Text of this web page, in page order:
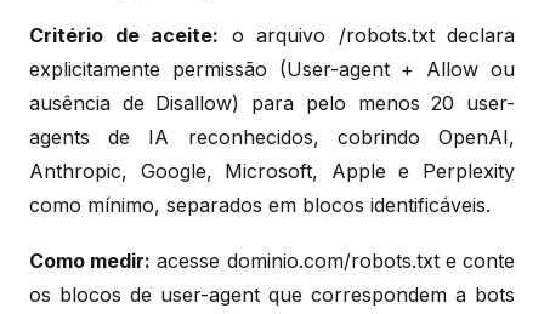
Critério de aceite: o arquivo /robots.txt declara
explicitamente permissão (User-agent + Allow ou
ausência de Disallow) para pelo menos 20 user-
agents de IA reconhecidos, cobrindo OpenAI,
Anthropic, Google, Microsoft, Apple e Perplexity
como mínimo, separados em blocos identificáveis.
Como medir: acesse dominio.com/robots.txt e conte
os blocos de user-agent que correspondem a bots